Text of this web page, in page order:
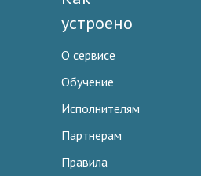
устроено
О сервисе
Обучение
Исполнителям
Партнерам
Правила